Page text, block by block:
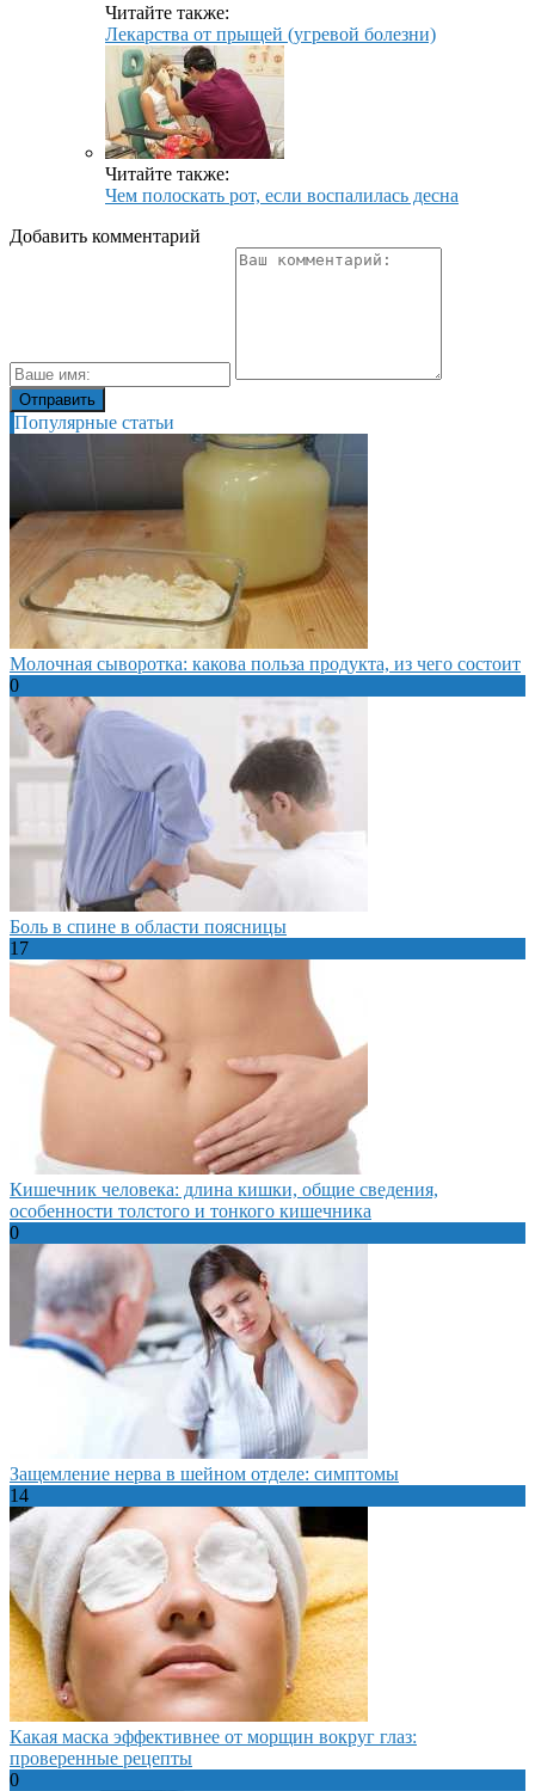
Читайте также:
Лекарства от прыщей (угревой болезни)
Читайте также:
Чем полоскать рот, если воспалилась десна
Добавить комментарий
Популярные статьи
Молочная сыворотка: какова польза продукта, из чего состоит
0
Боль в спине в области поясницы
17
Кишечник человека: длина кишки, общие сведения,
особенности толстого и тонкого кишечника
0
Защемление нерва в шейном отделе: симптомы
14
Какая маска эффективнее от морщин вокруг глаз:
проверенные рецепты
0